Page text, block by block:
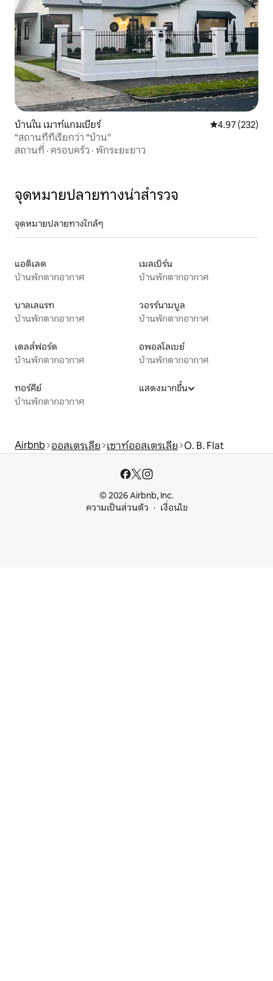
บ้านใน เมาท์แกมเบียร์ คะแนนเฉลี่ย
4.97 (232)
“สถานที่ที่เรียกว่า “บ้าน”
สถานที่ · ครอบครัว · พักระยะยาว
จุดหมายปลายทางน่าสำรวจ
จุดหมายปลายทางใกล้ๆ
แอดิเลด
บ้านพักตากอากาศ
เมลเบิร์น
บ้านพักตากอากาศ
บาลเลแรท
บ้านพักตากอากาศ
วอรร์นามบูล
บ้านพักตากอากาศ
เดลส์ฟอร์ด
บ้านพักตากอากาศ
อพอลโลเบย์
บ้านพักตากอากาศ
ทอร์คีย์
บ้านพักตากอากาศ
แสดงมากขึ้น
Airbnb ออสเตรเลีย เซาท์ออสเตรเลีย O. B. Flat
© 2026 Airbnb, Inc.
ความเป็นส่วนตัว
เงื่อนไข